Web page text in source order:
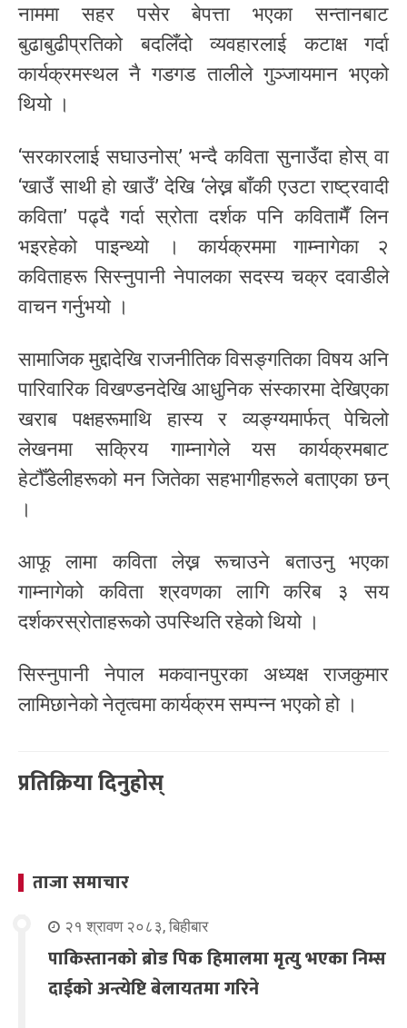
नाममा सहर पसेर बेपत्ता भएका सन्तानबाट
बुढाबुढीप्रतिको बदलिँदो व्यवहारलाई कटाक्ष गर्दा
कार्यक्रमस्थल नै गडगड तालीले गुञ्जायमान भएको
थियो ।
‘सरकारलाई सघाउनोस्’ भन्दै कविता सुनाउँदा होस् वा
‘खाउँ साथी हो खाउँ’ देखि ‘लेख्न बाँकी एउटा राष्ट्रवादी
कविता’ पढ्दै गर्दा स्रोता दर्शक पनि कवितामैँ लिन
भइरहेको पाइन्थ्यो । कार्यक्रममा गाम्नागेका २
कविताहरू सिस्नुपानी नेपालका सदस्य चक्र दवाडीले
वाचन गर्नुभयो ।
सामाजिक मुद्दादेखि राजनीतिक विसङ्गतिका विषय अनि
पारिवारिक विखण्डनदेखि आधुनिक संस्कारमा देखिएका
खराब पक्षहरूमाथि हास्य र व्यङ्ग्यमार्फत् पेचिलो
लेखनमा सक्रिय गाम्नागेले यस कार्यक्रमबाट
हेटौँडेलीहरूको मन जितेका सहभागीहरूले बताएका छन्
।
आफू लामा कविता लेख्न रूचाउने बताउनु भएका
गाम्नागेको कविता श्रवणका लागि करिब ३ सय
दर्शकरस्रोताहरूको उपस्थिति रहेको थियो ।
सिस्नुपानी नेपाल मकवानपुरका अध्यक्ष राजकुमार
लामिछानेको नेतृत्वमा कार्यक्रम सम्पन्न भएको हो ।
प्रतिक्रिया दिनुहोस्
ताजा समाचार
२१ श्रावण २०८३, बिहीबार
पाकिस्तानको ब्रोड पिक हिमालमा मृत्यु भएका निम्स
दाईको अन्त्येष्टि बेलायतमा गरिने